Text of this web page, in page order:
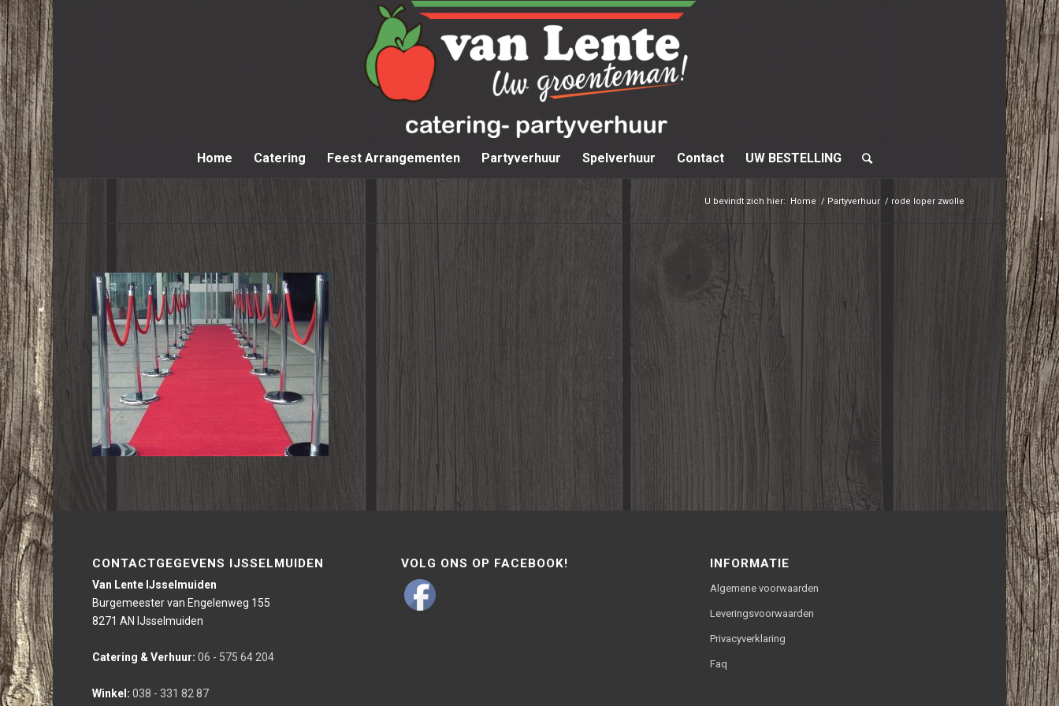
Home Catering Feest Arrangementen Partyverhuur Spelverhuur Contact UW BESTELLING
U bevindt zich hier: Home / Partyverhuur / rode loper zwolle
CONTACTGEGEVENS IJSSELMUIDEN
Van Lente IJsselmuiden
Burgemeester van Engelenweg 155
8271 AN IJsselmuiden
Catering & Verhuur: 06 - 575 64 204
Winkel: 038 - 331 82 87
VOLG ONS OP FACEBOOK! INFORMATIE
Algemene voorwaarden
Leveringsvoorwaarden
Privacyverklaring
Faq